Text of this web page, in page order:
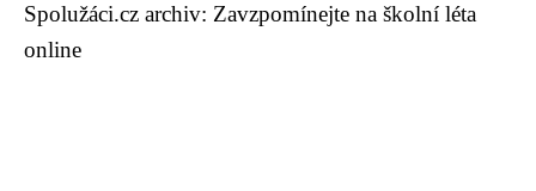
Spolužáci.cz archiv: Zavzpomínejte na školní léta
online